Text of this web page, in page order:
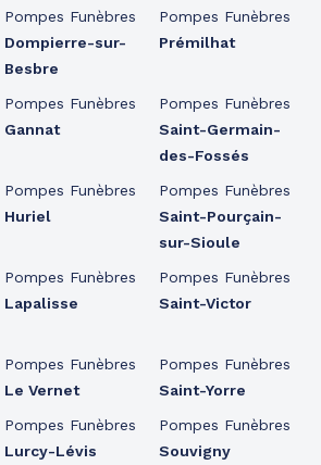
Pompes Funèbres
Dompierre-sur-
Besbre
Pompes Funèbres
Gannat
Pompes Funèbres
Huriel
Pompes Funèbres
Lapalisse
Pompes Funèbres
Le Vernet
Pompes Funèbres
Lurcy-Lévis
Pompes Funèbres
Prémilhat
Pompes Funèbres
Saint-Germain-
des-Fossés
Pompes Funèbres
Saint-Pourçain-
sur-Sioule
Pompes Funèbres
Saint-Victor
Pompes Funèbres
Saint-Yorre
Pompes Funèbres
Souvigny